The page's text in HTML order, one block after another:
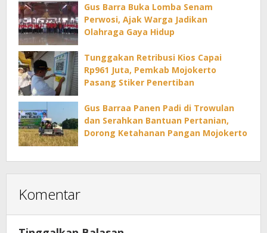
Gus Barra Buka Lomba Senam
Perwosi, Ajak Warga Jadikan
Olahraga Gaya Hidup
Tunggakan Retribusi Kios Capai
Rp961 Juta, Pemkab Mojokerto
Pasang Stiker Penertiban
Gus Barraa Panen Padi di Trowulan
dan Serahkan Bantuan Pertanian,
Dorong Ketahanan Pangan Mojokerto
Komentar